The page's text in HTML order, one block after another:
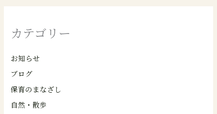
カテゴリー
お知らせ
ブログ
保育のまなざし
自然・散歩